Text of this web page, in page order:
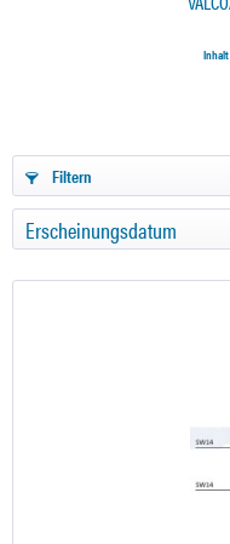
Inhalt
Filtern